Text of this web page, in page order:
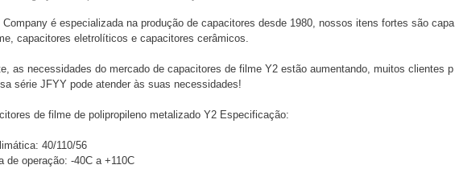
é especializada na produção de capacitores desde 1980, nossos itens fortes são capa
capacitores eletrolíticos e capacitores cerâmicos.
as necessidades do mercado de capacitores de filme Y2 estão aumentando, muitos clientes p
série JFYY pode atender às suas necessidades!
de filme de polipropileno metalizado Y2 Especificação:
40/110/56
de operação: -40C a +110C